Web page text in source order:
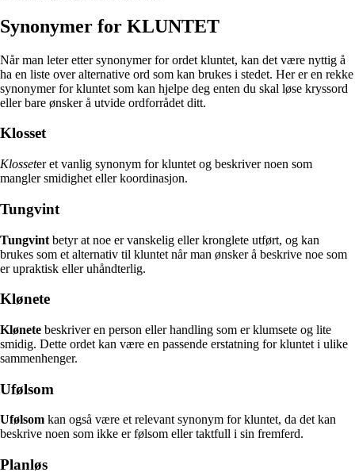
Synonymer for KLUNTET
Når man leter etter synonymer for ordet kluntet, kan det være nyttig å
ha en liste over alternative ord som kan brukes i stedet. Her er en rekke
synonymer for kluntet som kan hjelpe deg enten du skal løse kryssord
eller bare ønsker å utvide ordforrådet ditt.
Klosset
Klosseter et vanlig synonym for kluntet og beskriver noen som
mangler smidighet eller koordinasjon.
Tungvint
Tungvint betyr at noe er vanskelig eller kronglete utført, og kan
brukes som et alternativ til kluntet når man ønsker å beskrive noe som
er upraktisk eller uhåndterlig.
Klønete
Klønete beskriver en person eller handling som er klumsete og lite
smidig. Dette ordet kan være en passende erstatning for kluntet i ulike
sammenhenger.
Ufølsom
Ufølsom kan også være et relevant synonym for kluntet, da det kan
beskrive noen som ikke er følsom eller taktfull i sin fremferd.
Planløs